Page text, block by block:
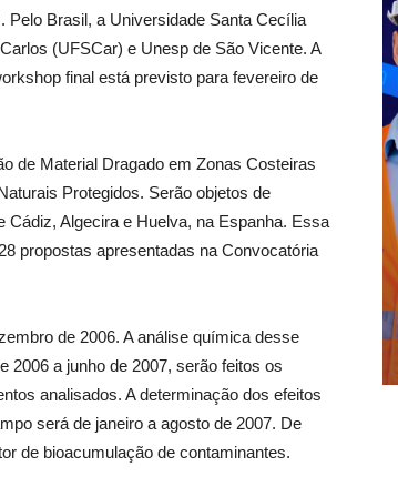
Pelo Brasil, a Universidade Santa Cecília
(UFSCar) e Unesp de São Vicente. A
final está previsto para fevereiro de
de Material Dragado em Zonas Costeiras
Protegidos. Serão objetos de
Cádiz, Algecira e Huelva, na Espanha. Essa
propostas apresentadas na Convocatória
de 2006. A análise química desse
2006 a junho de 2007, serão feitos os
analisados. A determinação dos efeitos
será de janeiro a agosto de 2007. De
de bioacumulação de contaminantes.